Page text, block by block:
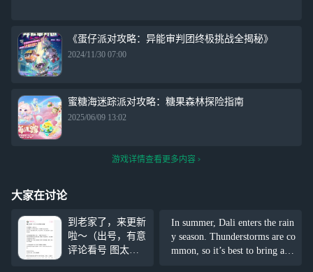
《蛋仔派对攻略：异能审判团终极挑战全揭秘》
2024/11/30 07:00
蜜糖海迷踪派对攻略：糖果森林探险指南
2025/06/09 13:02
游戏详情查看更多内容
大家在讨论
到老家了，来更新
啦～（出号，有意
评论看号 图太
In summer, Dali enters the rain
y season. Thunderstorms are co
mmon, so it’s best to bring an